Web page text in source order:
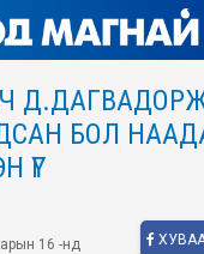
БОЛ
ҮГ
16 -нд